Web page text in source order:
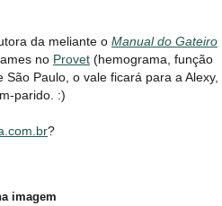
da meliante o Manual do Gateiro
no Provet (hemograma, função
Paulo, o vale ficará para a Alexy,
parido. :)
?
imagem